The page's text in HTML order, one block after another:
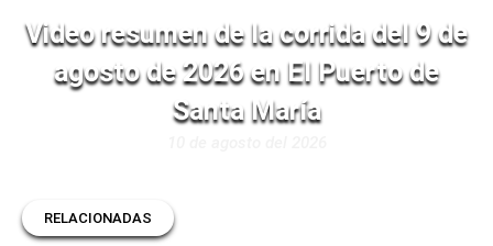
Video resumen de la corrida del 9 de
agosto de 2026 en El Puerto de
Santa María
RELACIONADAS